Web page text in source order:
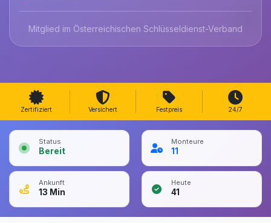
Mitglied im Österreichischen Schlüsseldienst-Verband
Zertifiziert Versichert Festpreis 24/7
Status
Bereit
Monteure
11
Ankunft
13 Min
Heute
41